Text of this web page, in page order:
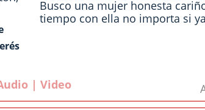
Busco una mujer honesta
tiempo con ella no importa si
| Video